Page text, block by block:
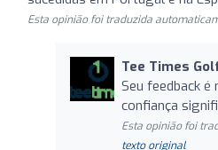
Esta opinião foi traduzida
Tee Times
Seu feedback é
confiança
Esta opinião foi
texto original